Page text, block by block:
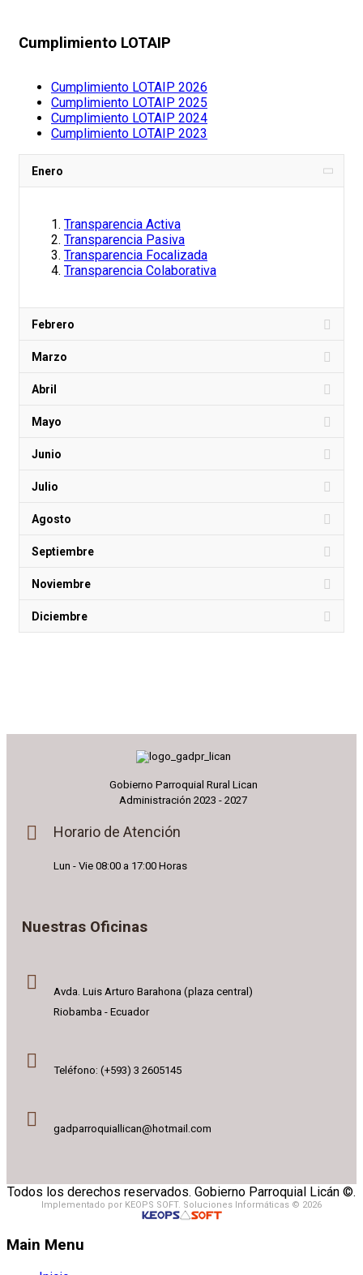
Cumplimiento LOTAIP
Cumplimiento LOTAIP 2026
Cumplimiento LOTAIP 2025
Cumplimiento LOTAIP 2024
Cumplimiento LOTAIP 2023
Enero
Transparencia Activa
Transparencia Pasiva
Transparencia Focalizada
Transparencia Colaborativa
Febrero
Marzo
Abril
Mayo
Junio
Julio
Agosto
Septiembre
Noviembre
Diciembre
Gobierno Parroquial Rural Lican
Administración 2023 - 2027
Horario de Atención
Lun - Vie 08:00 a 17:00 Horas
Nuestras Oficinas
Avda. Luis Arturo Barahona (plaza central)
Riobamba - Ecuador
Teléfono: (+593) 3 2605145
gadparroquiallican@hotmail.com
Todos los derechos reservados. Gobierno Parroquial Licán ©.
Implementado por KEOPS SOFT. Soluciones Informáticas © 2026
Main Menu